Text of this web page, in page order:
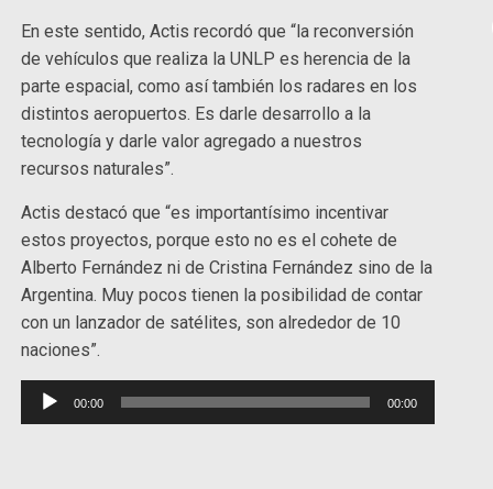
En este sentido, Actis recordó que “la reconversión
de vehículos que realiza la UNLP es herencia de la
parte espacial, como así también los radares en los
distintos aeropuertos. Es darle desarrollo a la
tecnología y darle valor agregado a nuestros
recursos naturales”.
Actis destacó que “es importantísimo incentivar
estos proyectos, porque esto no es el cohete de
Alberto Fernández ni de Cristina Fernández sino de la
Argentina. Muy pocos tienen la posibilidad de contar
con un lanzador de satélites, son alrededor de 10
naciones”.
Reproductor
de
00:00 00:00